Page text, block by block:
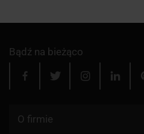
Bądź na bieżąco
O firmie